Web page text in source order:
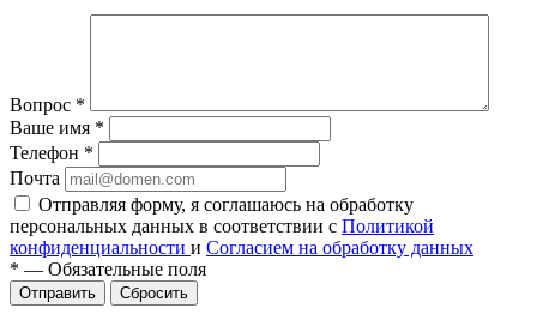
Вопрос *
Ваше имя *
Телефон *
Почта
Отправляя форму, я соглашаюсь на обработку
персональных данных в соответствии с Политикой
конфиденциальности и Согласием на обработку данных
* — Обязательные поля
Сбросить